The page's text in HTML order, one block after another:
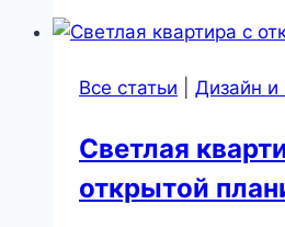
находим
|
Все статьи Дизайн и
Светлая
открытой